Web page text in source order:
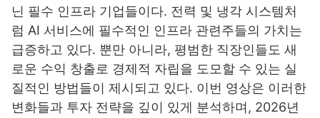
닌 필수 인프라 기업들이다. 전력 및 냉각 시스템처
럼 AI 서비스에 필수적인 인프라 관련주들의 가치는
급증하고 있다. 뿐만 아니라, 평범한 직장인들도 새
로운 수익 창출로 경제적 자립을 도모할 수 있는 실
질적인 방법들이 제시되고 있다. 이번 영상은 이러한
변화들과 투자 전략을 깊이 있게 분석하며, 2026년